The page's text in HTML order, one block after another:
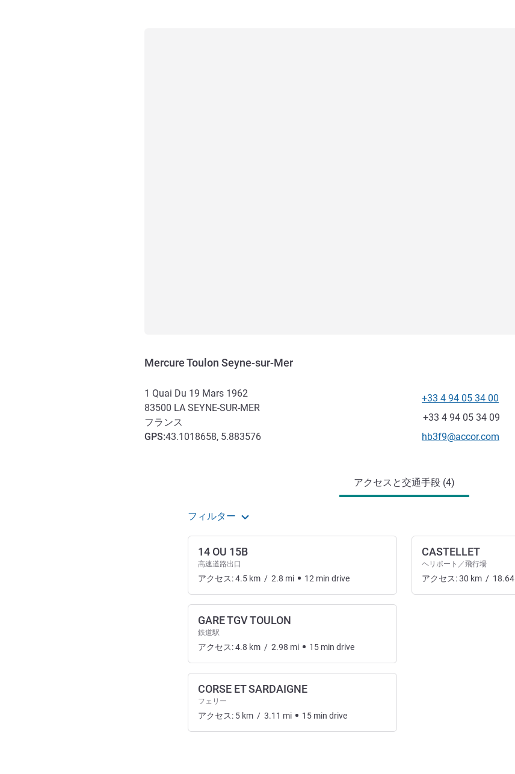
Mercure Toulon Seyne-sur-Mer
1 Quai Du 19 Mars 1962
83500 LA SEYNE-SUR-MER
フランス
GPS:43.1018658, 5.883576
電話番号
+33 4 94 05 34 00
ファックス
+33 4 94 05 34 09
Eメール
hb3f9@accor.com
アクセスと交通手段 (4)
フィルター
14 OU 15B
高速道路出口
アクセス:4.5 km / 2.8 mi 12 min drive
GARE TGV TOULON
鉄道駅
アクセス:4.8 km / 2.98 mi 15 min drive
CORSE ET SARDAIGNE
フェリー
アクセス: 5 km / 3.11 mi 15 min drive
CASTELLET
ヘリポート／飛行場
アクセス:30 km / 18.64